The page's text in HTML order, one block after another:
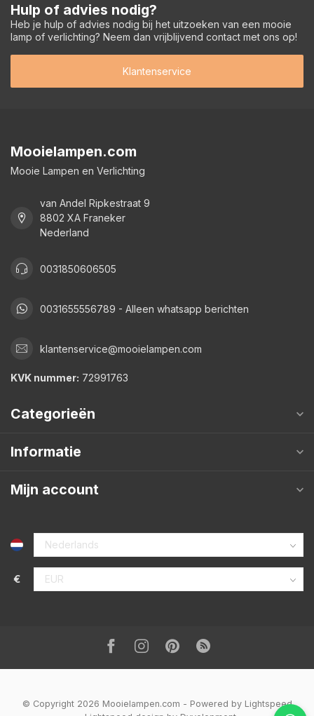
Hulp of advies nodig?
Heb je hulp of advies nodig bij het uitzoeken van een mooie
lamp of verlichting? Neem dan vrijblijvend contact met ons op!
Klantenservice
Mooielampen.com
Mooie Lampen en Verlichting
van Andel Ripkestraat 9
8802 XA Franeker
Nederland
0031850606505
0031655556789 - Alleen whatsapp berichten
klantenservice@mooielampen.com
KVK nummer: 72991763
Categorieën
Informatie
Mijn account
€
© Copyright 2026 Mooielampen.com - Powered by Lightspeed